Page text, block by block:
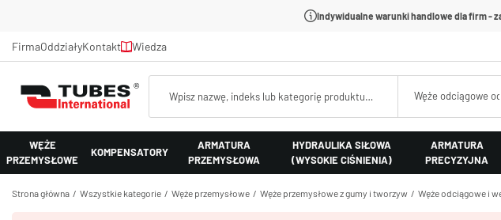
Indywidualne warunki handlowe dla firm -
FirmaOddziałyKontakt Wiedza
Węże odciągowe
WĘŻE
PRZEMYSŁOWE
KOMPENSATORY
ARMATURA
PRZEMYSŁOWA
HYDRAULIKA SIŁOWA
(WYSOKIE CIŚNIENIA)
ARMATURA
PRECYZYJNA
Strona główna Wszystkie kategorie Węże przemysłowe Węże przemysłowe z gumy i tworzyw Węże odciągowe i